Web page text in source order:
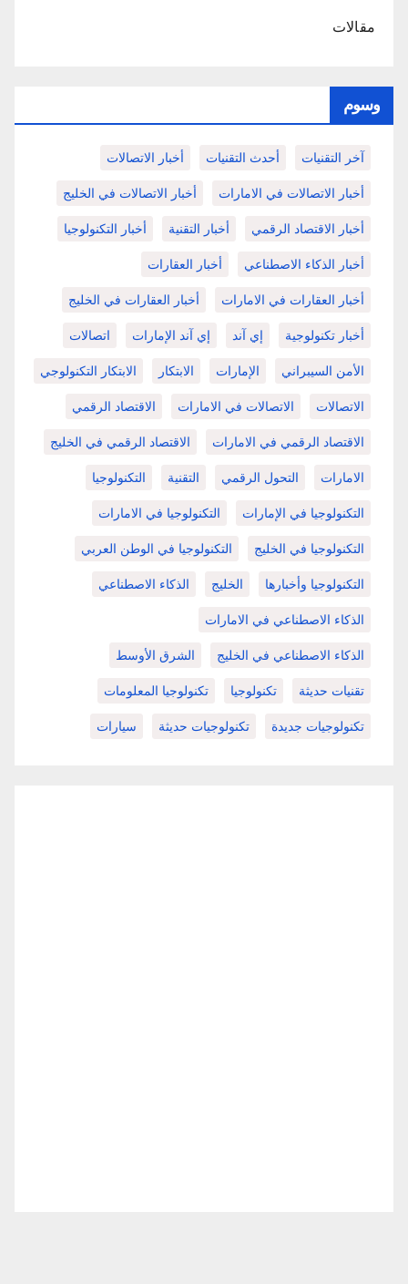
مقالات
وسوم
آخر التقنيات أحدث التقنيات أخبار الاتصالات
أخبار الاتصالات في الامارات أخبار الاتصالات في الخليج
أخبار الاقتصاد الرقمي أخبار التقنية أخبار التكنولوجيا
أخبار الذكاء الاصطناعي أخبار العقارات
أخبار العقارات في الامارات أخبار العقارات في الخليج
أخبار تكنولوجية إي آند إي آند الإمارات اتصالات
الأمن السيبراني الإمارات الابتكار الابتكار التكنولوجي
الاتصالات الاتصالات في الامارات الاقتصاد الرقمي
الاقتصاد الرقمي في الامارات الاقتصاد الرقمي في الخليج
الامارات التحول الرقمي التقنية التكنولوجيا
التكنولوجيا في الإمارات التكنولوجيا في الامارات
التكنولوجيا في الخليج التكنولوجيا في الوطن العربي
التكنولوجيا وأخبارها الخليج الذكاء الاصطناعي
الذكاء الاصطناعي في الامارات
الذكاء الاصطناعي في الخليج الشرق الأوسط
تقنيات حديثة تكنولوجيا تكنولوجيا المعلومات
تكنولوجيات جديدة تكنولوجيات حديثة سيارات